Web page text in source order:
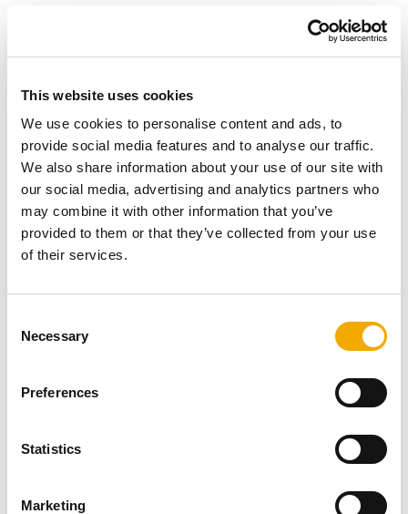
This website uses cookies
We use cookies to personalise content and ads, to
provide social media features and to analyse our traffic.
We also share information about your use of our site with
our social media, advertising and analytics partners who
may combine it with other information that you’ve
provided to them or that they’ve collected from your use
of their services.
Necessary
Preferences
Statistics
Marketing
Förutom värdefulla och användbara produkter måste vi
För att göra det måste vi fokusera på hur de saker vi